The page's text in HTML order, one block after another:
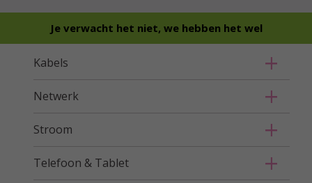
Je verwacht het niet, we hebben het wel
Kabels
Netwerk
Stroom
Telefoon & Tablet